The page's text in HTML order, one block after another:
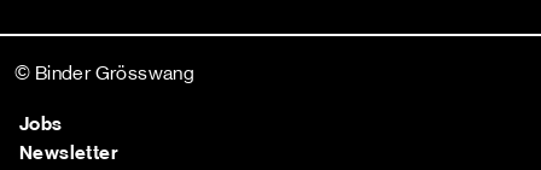
© Binder Grösswang
Jobs
Newsletter